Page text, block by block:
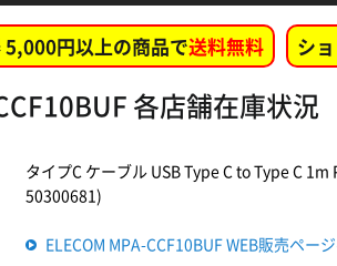
円以上の商品で送料無料 シ
各店舗在庫状況
タイプC ケーブル USB Type C to Type C
50300681)
ELECOM MPA-CCF10BUF WEB販売ペー